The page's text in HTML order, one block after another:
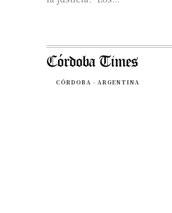
CÓRDOBA - ARGENTINA